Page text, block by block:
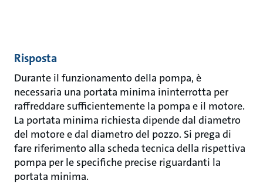
Risposta
Durante il funzionamento della pompa, è
necessaria una portata minima ininterrotta per
raffreddare sufficientemente la pompa e il motore.
La portata minima richiesta dipende dal diametro
del motore e dal diametro del pozzo. Si prega di
fare riferimento alla scheda tecnica della rispettiva
pompa per le specifiche precise riguardanti la
portata minima.